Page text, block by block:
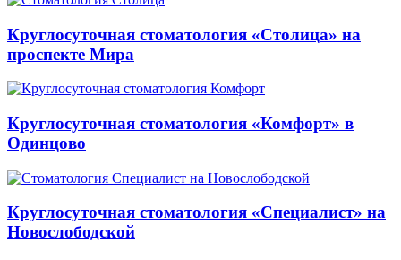
Круглосуточная стоматология «Столица» на
проспекте Мира
Круглосуточная стоматология «Комфорт» в
Одинцово
Круглосуточная стоматология «Специалист» на
Новослободской